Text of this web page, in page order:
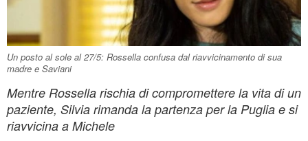
Un posto al sole al 27/5: Rossella confusa dal riavvicinamento di sua
madre e Saviani
Mentre Rossella rischia di compromettere la vita di un
paziente, Silvia rimanda la partenza per la Puglia e si
riavvicina a Michele